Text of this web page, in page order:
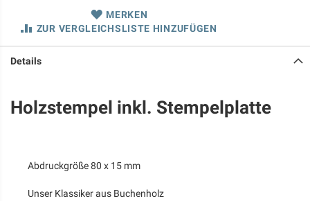
MERKEN
ZUR VERGLEICHSLISTE HINZUFÜGEN
Details
Holzstempel inkl. Stempelplatte
Abdruckgröße 80 x 15 mm
Unser Klassiker aus Buchenholz